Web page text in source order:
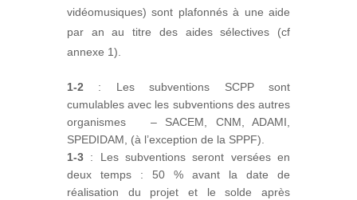
vidéomusiques) sont plafonnés à une aide
par an au titre des aides sélectives (cf
annexe 1).
1-2 : Les subventions SCPP sont
cumulables avec les subventions des autres
organismes – SACEM, CNM, ADAMI,
SPEDIDAM, (à l’exception de la SPPF).
1-3 : Les subventions seront versées en
deux temps : 50 % avant la date de
réalisation du projet et le solde après